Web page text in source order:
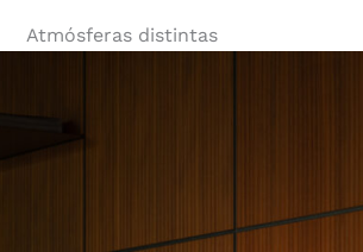
Atmósferas distintas